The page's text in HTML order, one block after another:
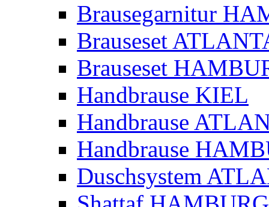
Brausegarnitur
Brauseset
Brauseset
Handbrause KIEL
Handbrause
Handbrause
Duschsystem